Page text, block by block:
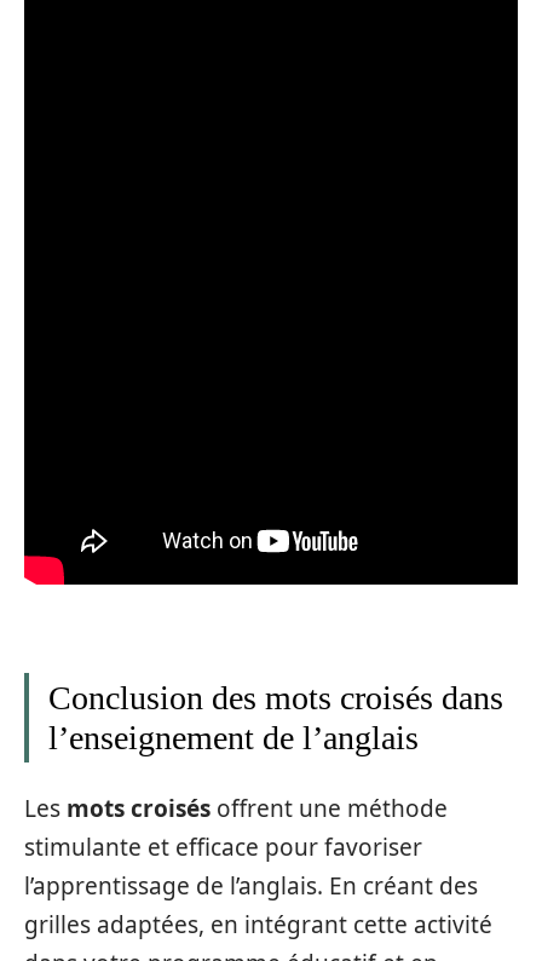
Conclusion des mots croisés dans
l’enseignement de l’anglais
Les mots croisés offrent une méthode
stimulante et efficace pour favoriser
l’apprentissage de l’anglais. En créant des
grilles adaptées, en intégrant cette activité